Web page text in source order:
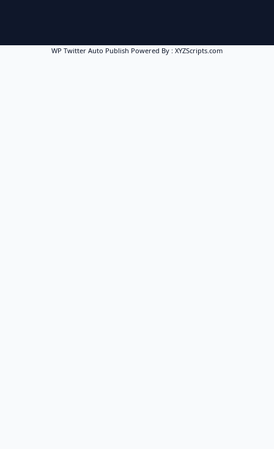
WP Twitter Auto Publish Powered By : XYZScripts.com